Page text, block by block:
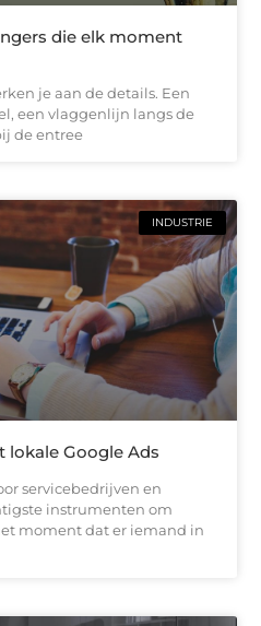
die elk moment
je aan de details. Een
een vlaggenlijn langs de
de entree
INDUSTRIE
lokale Google Ads
servicebedrijven en
instrumenten om
moment dat er iemand in